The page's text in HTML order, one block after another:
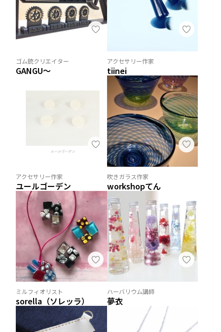
ゴム銃クリエイター
GANGU～
アクセサリー作家
tiinei
アクセサリー作家
ユールゴーデン
吹きガラス作家
workshopてん
ミルフィオリスト
sorella（ソレッラ）
ハーバリウム講師
夢衣